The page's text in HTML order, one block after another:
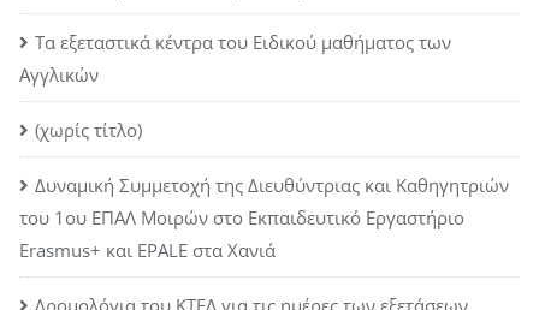
Τα εξεταστικά κέντρα του Ειδικού μαθήματος των
Αγγλικών
(χωρίς τίτλο)
Δυναμική Συμμετοχή της Διευθύντριας και Καθηγητριών
του 1ου ΕΠΑΛ Μοιρών στο Εκπαιδευτικό Εργαστήριο
Erasmus+ και EPALE στα Χανιά
Δρομολόγια του ΚΤΕΛ για τις ημέρες των εξετάσεων